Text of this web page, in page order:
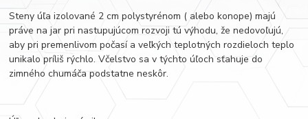
Steny úľa izolované 2 cm polystyrénom ( alebo konope) majú
práve na jar pri nastupujúcom rozvoji tú výhodu, že nedovoľujú,
aby pri premenlivom počasí a veľkých teplotných rozdieloch teplo
unikalo príliš rýchlo. Včelstvo sa v týchto úľoch sťahuje do
zimného chumáča podstatne neskôr.